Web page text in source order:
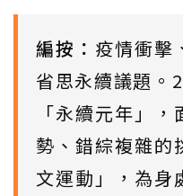
編按： 疫情衝擊
省思永續議題。
「永續元年」
勢、錯綜複雜的
文運動」，為身